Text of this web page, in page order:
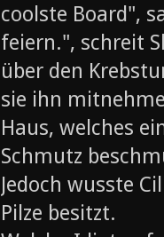
coolste Board",
feiern.", schreit
über den
sie ihn
Haus, welches
Schmutz
Jedoch wusste
Pilze besitzt.